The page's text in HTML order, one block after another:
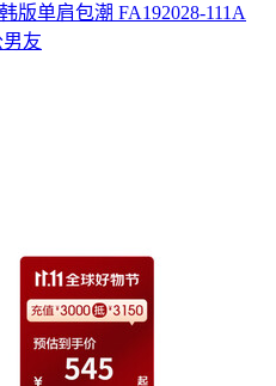
版单肩包潮 FA192028-111A
友